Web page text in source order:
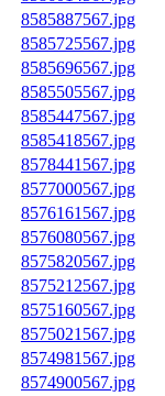
8585887567.jpg
8585725567.jpg
8585696567.jpg
8585505567.jpg
8585447567.jpg
8585418567.jpg
8578441567.jpg
8577000567.jpg
8576161567.jpg
8576080567.jpg
8575820567.jpg
8575212567.jpg
8575160567.jpg
8575021567.jpg
8574981567.jpg
8574900567.jpg